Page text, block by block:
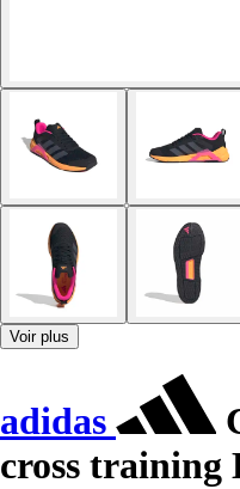
Voir plus
adidas
cross training